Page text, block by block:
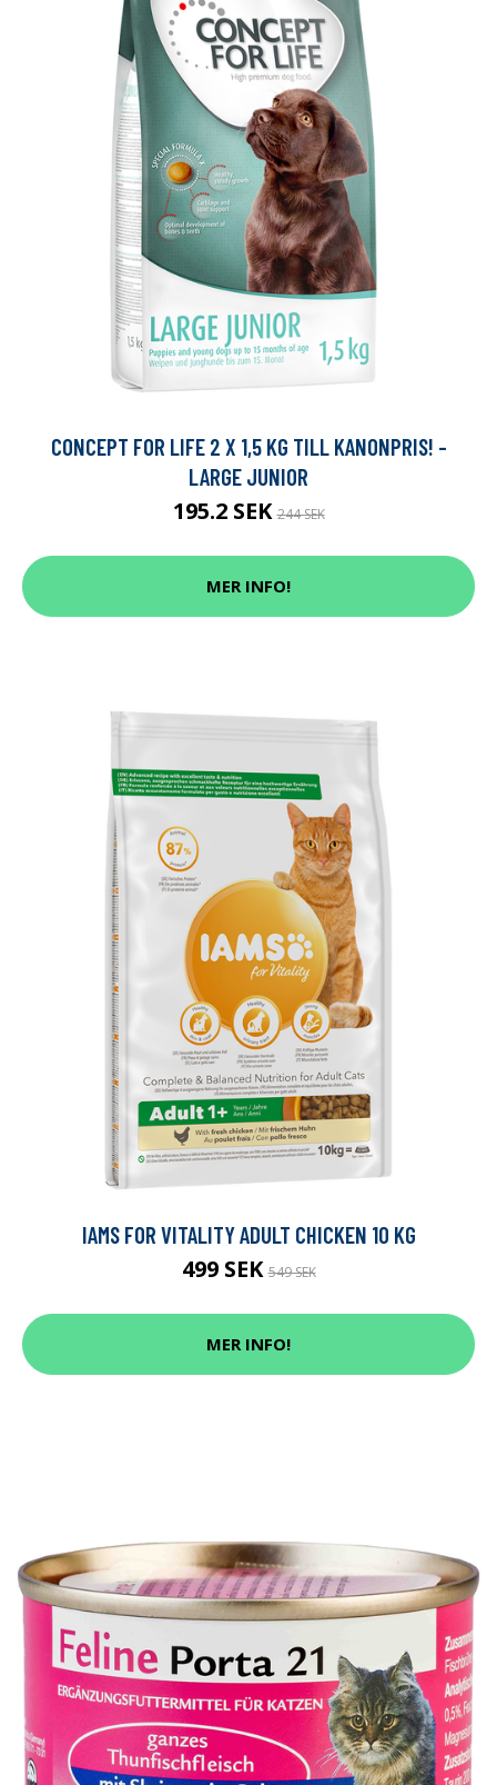
CONCEPT FOR LIFE 2 X 1,5 KG TILL KANONPRIS! -
LARGE JUNIOR
195.2 SEK244 SEK
MER INFO!
IAMS FOR VITALITY ADULT CHICKEN 10 KG
499 SEK549 SEK
MER INFO!